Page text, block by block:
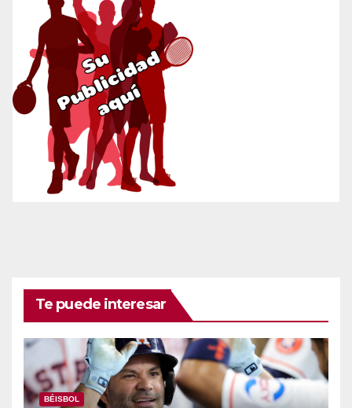
Te puede interesar
BÉISBOL